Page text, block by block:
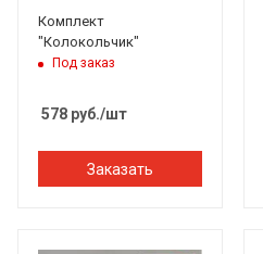
Комплект
"Колокольчик"
Под заказ
578 руб./шт
Заказать